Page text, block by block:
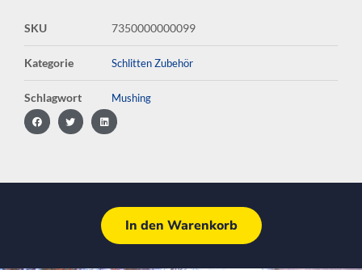
SKU 7350000000099
Kategorie Schlitten Zubehör
Schlagwort Mushing
In den Warenkorb